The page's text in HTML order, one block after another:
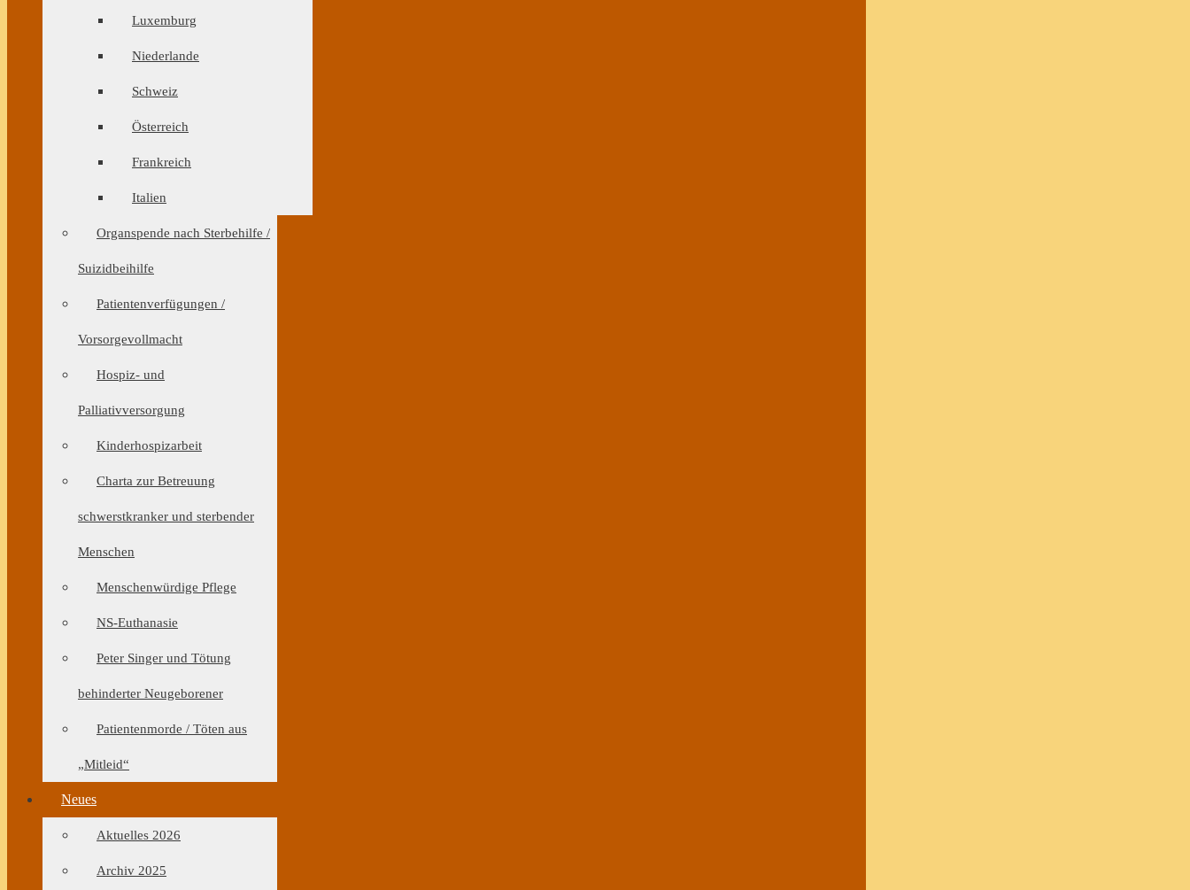
Luxemburg
Niederlande
Schweiz
Österreich
Frankreich
Italien
Organspende nach Sterbehilfe /
Suizidbeihilfe
Patientenverfügungen /
Vorsorgevollmacht
Hospiz- und
Palliativversorgung
Kinderhospizarbeit
Charta zur Betreuung
schwerstkranker und sterbender
Menschen
Menschenwürdige Pflege
NS-Euthanasie
Peter Singer und Tötung
behinderter Neugeborener
Patientenmorde / Töten aus
„Mitleid“
Neues
Aktuelles 2026
Archiv 2025